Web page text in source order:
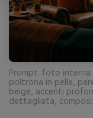
Prompt: foto interna
poltrona in pelle,
beige, accenti
dettagliata,